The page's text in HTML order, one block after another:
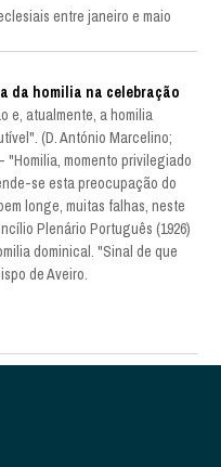
entre janeiro e maio
da homilia na celebração
e, atualmente, a homilia
(D. António Marcelino;
"Homilia, momento privilegiado
se esta preocupação do
longe, muitas falhas, neste
Plenário Português (1926)
dominical. "Sinal de que
de Aveiro.